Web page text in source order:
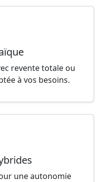
revente totale ou
à vos besoins.
une autonomie